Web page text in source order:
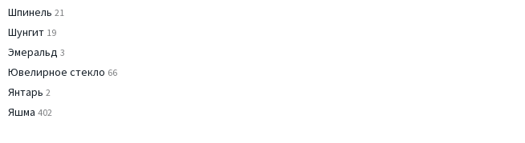
Шпинель 21
Шунгит 19
Эмеральд 3
Ювелирное стекло 66
Янтарь 2
Яшма 402